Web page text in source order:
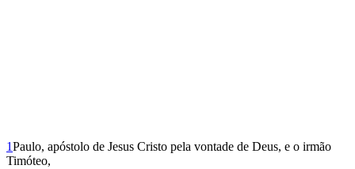
1Paulo, apóstolo de Jesus Cristo pela vontade de Deus, e o irmão
Timóteo,